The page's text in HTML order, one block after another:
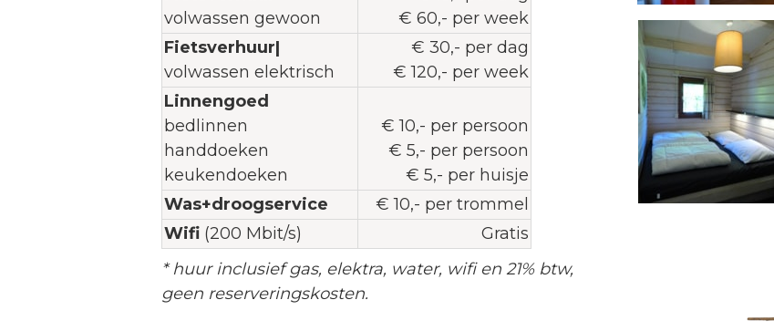
volwassen gewoon
€ 60,- per week
Fietsverhuur|
volwassen elektrisch
€ 30,- per dag
€ 120,- per week
Linnengoed
bedlinnen
handdoeken
keukendoeken
€ 10,- per persoon
€ 5,- per persoon
€ 5,- per huisje
Was+droogservice
€ 10,- per trommel
Wifi (200 Mbit/s)
Gratis
* huur inclusief gas, elektra, water, wifi en 21% btw,
geen reserveringskosten.